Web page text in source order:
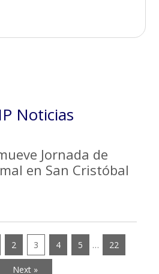
Noticias
Jornada de
en San Cristóbal
2 3 4 5 … 22
Next »